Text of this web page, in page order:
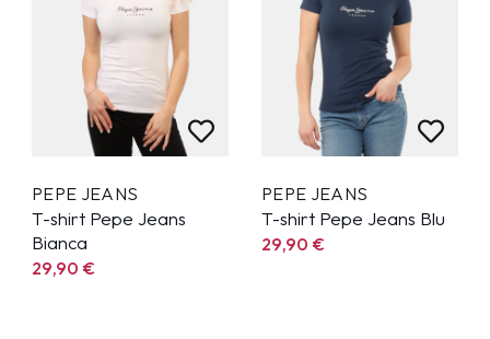
PEPE JEANS
T-shirt Pepe Jeans
Bianca
29,90€
PEPE JEANS
T-shirt Pepe Jeans Blu
29,90€